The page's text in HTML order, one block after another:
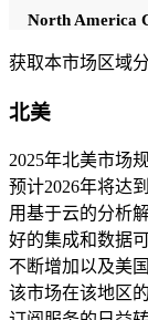
North America
获取本市场区域
北美
2025年北美市场
预计2026年将达
用基于云的分析
好的集成和数据
不断增加以及美
该市场在该地区